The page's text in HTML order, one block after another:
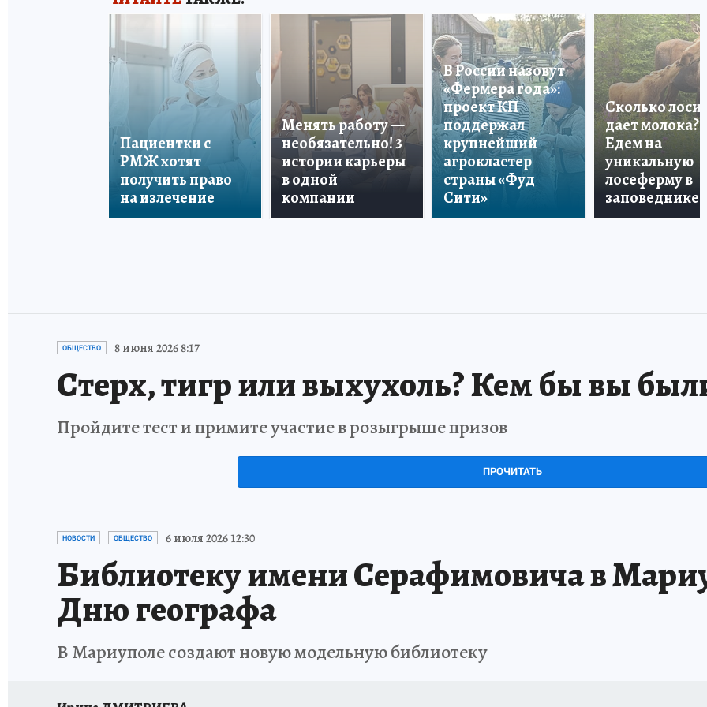
Пациентки с
РМЖ хотят
получить право
на излечение
Менять работу —
необязательно! 3
истории карьеры
в одной
компании
В России назовут
«Фермера года»:
проект КП
поддержал
крупнейший
агрокластер
страны «Фуд
Сити»
Сколько лосиха
дает молока?
Едем на
уникальную
лосеферму в
заповеднике!
ОБЩЕСТВО 8 июня 2026 8:17
Стерх, тигр или выхухоль? Кем бы вы
Пройдите тест и примите участие в розыгрыше призов
ПРОЧИТАТЬ
НОВОСТИ ОБЩЕСТВО 6 июля 2026 12:30
Библиотеку имени Серафимовича в
Дню географа
В Мариуполе создают новую модельную библиотеку